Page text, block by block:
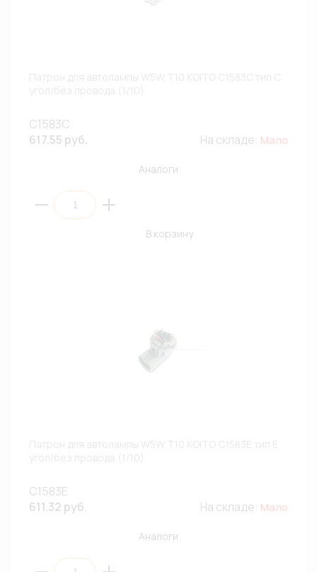
C1583C
617.55 руб.
На складе: Мало
Аналоги
В корзину
C1583E
611.32 руб.
На складе: Мало
Аналоги